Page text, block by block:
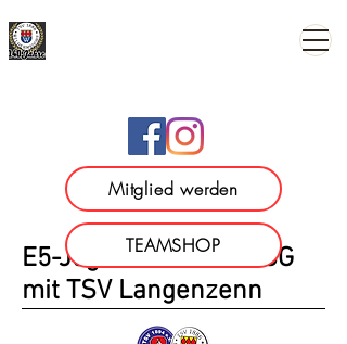
Mitglied werden
TEAMSHOP
E5-Jugend - in einer SG
mit TSV Langenzenn